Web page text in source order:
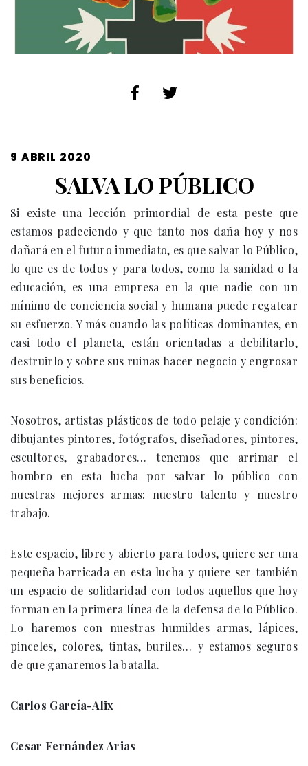
PUBLICADO
9 ABRIL 2020
SALVA LO PÚBLICO
Si existe una lección primordial de esta peste que
estamos padeciendo y que tanto nos daña hoy y nos
dañará en el futuro inmediato, es que salvar lo Público,
lo que es de todos y para todos, como la sanidad o la
educación, es una empresa en la que nadie con un
mínimo de conciencia social y humana puede regatear
su esfuerzo. Y más cuando las políticas dominantes, en
casi todo el planeta, están orientadas a debilitarlo,
destruirlo y sobre sus ruinas hacer negocio y engrosar
sus beneficios.
Nosotros, artistas plásticos de todo pelaje y condición:
dibujantes pintores, fotógrafos, diseñadores, pintores,
escultores, grabadores… tenemos que arrimar el
hombro en esta lucha por salvar lo público con
nuestras mejores armas: nuestro talento y nuestro
trabajo.
Este espacio, libre y abierto para todos, quiere ser una
pequeña barricada en esta lucha y quiere ser también
un espacio de solidaridad con todos aquellos que hoy
forman en la primera línea de la defensa de lo Público.
Lo haremos con nuestras humildes armas, lápices,
pinceles, colores, tintas, buriles… y estamos seguros
de que ganaremos la batalla.
Carlos García-Alix
Cesar Fernández Arias